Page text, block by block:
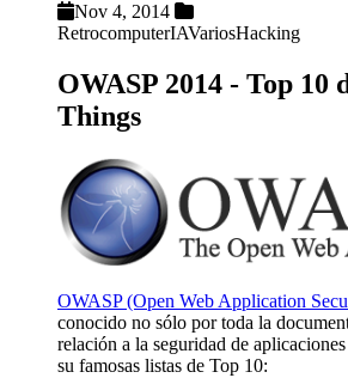
Nov 4, 2014
RetrocomputerIAVariosHacking
OWASP 2014 - Top 10
Things
OWASP (Open Web Application
conocido no sólo por toda la
relación a la seguridad de
su famosas listas de Top 10: